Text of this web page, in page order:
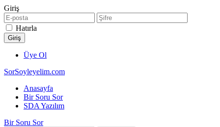
Giriş
Hatırla
Üye Ol
SorSoyleyelim.com
Anasayfa
Bir Soru Sor
SDA Yazılım
Bir Soru Sor